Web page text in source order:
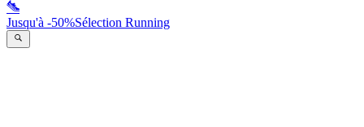
Jusqu'à -50%Sélection Running